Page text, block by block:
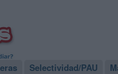
Selectividad/PAU